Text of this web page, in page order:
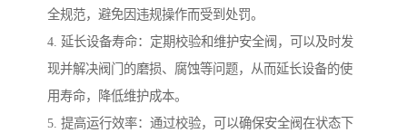
全规范，避免因违规操作而受到处罚。
4. 延长设备寿命：定期校验和维护安全阀，可以及时发
现并解决阀门的磨损、腐蚀等问题，从而延长设备的使
用寿命，降低维护成本。
5. 提高运行效率：通过校验，可以确保安全阀在状态下